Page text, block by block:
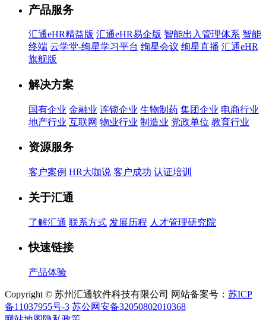
产品服务
汇通eHR精益版 汇通eHR易企版 智能出入管理体系 智能
终端 云学堂-绚星学习平台 绚星会议 绚星直播 汇通eHR
旗舰版
解决方案
国有企业 金融业 连锁企业 生物制药 集团企业 电商行业
地产行业 互联网 物业行业 制造业 党政单位 教育行业
资源服务
客户案例 HR大咖说 客户成功 认证培训
关于汇通
了解汇通 联系方式 发展历程 人才管理研究院
快速链接
产品体验
Copyright © 苏州汇通软件科技有限公司 网站备案号： 苏ICP
备11037955号-3 苏公网安备32050802010368